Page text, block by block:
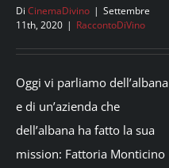
Di CinemaDivino | Settembre
11th, 2020 | RaccontoDiVino
Oggi vi parliamo dell’albana
e di un’azienda che
dell’albana ha fatto la sua
mission: Fattoria Monticino